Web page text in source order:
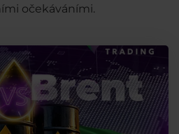
očekáváními.